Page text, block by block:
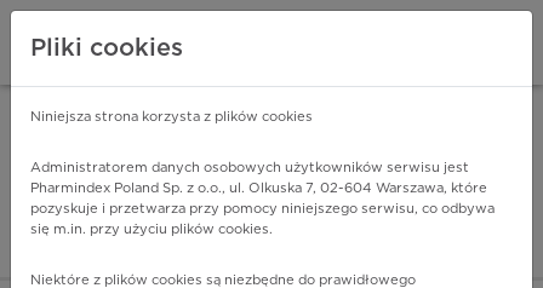
Pharmindex - lider
ZALOGUJ SIĘ
Pliki cookies
Niniejsza strona korzysta z plików cookies
Administratorem danych osobowych użytkowników serwisu jest
Pharmindex Poland Sp. z o.o., ul. Olkuska 7, 02-604 Warszawa, które
pozyskuje i przetwarza przy pomocy niniejszego serwisu, co odbywa
się m.in. przy użyciu plików cookies.
Niektóre z plików cookies są niezbędne do prawidłowego
ZA DARMO - w Google Play INSTALUJ